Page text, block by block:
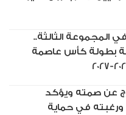
المجموعة الثالثة..
بطولة كأس عاصمة
عن صمته ويؤكد
ورغبته في حماية